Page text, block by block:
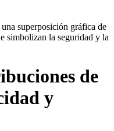
de
y